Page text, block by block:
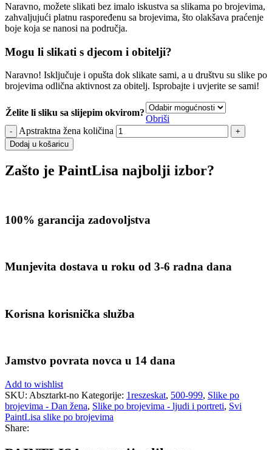
Naravno, možete slikati bez imalo iskustva sa slikama po brojevima,
zahvaljujući platnu raspoređenu sa brojevima, što olakšava praćenje
boje koja se nanosi na područja.
Mogu li slikati s djecom i obitelji?
Naravno! Isključuje i opušta dok slikate sami, a u društvu su slike po
brojevima odlična aktivnost za obitelj. Isprobajte i uvjerite se sami!
Želite li sliku sa slijepim okvirom?
Obriši
Apstraktna žena količina
Dodaj u košaricu
Zašto je PaintLisa najbolji izbor?
100% garancija zadovoljstva
Munjevita dostava u roku od 3-6 radna dana
Korisna korisnička služba
Jamstvo povrata novca u 14 dana
Add to wishlist
SKU: Absztarkt-no Kategorije: 1reszeskat, 500-999, Slike po
brojevima - Dan žena, Slike po brojevima - ljudi i portreti, Svi
PaintLisa slike po brojevima
Share: